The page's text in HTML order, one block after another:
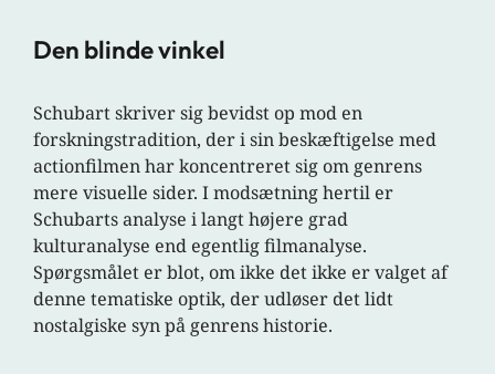
Den blinde vinkel
Schubart skriver sig bevidst op mod en
forskningstradition, der i sin beskæftigelse med
actionfilmen har koncentreret sig om genrens
mere visuelle sider. I modsætning hertil er
Schubarts analyse i langt højere grad
kulturanalyse end egentlig filmanalyse.
Spørgsmålet er blot, om ikke det ikke er valget af
denne tematiske optik, der udløser det lidt
nostalgiske syn på genrens historie.